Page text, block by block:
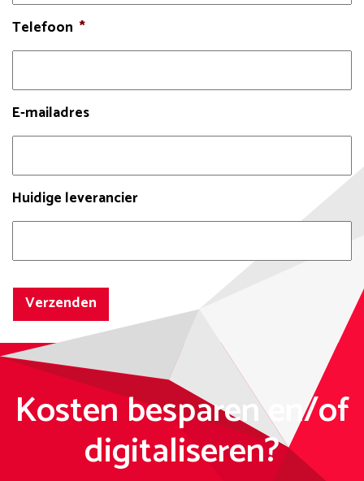
Telefoon *
E-mailadres
Huidige leverancier
Verzenden
Kosten besparen en/of
digitaliseren?